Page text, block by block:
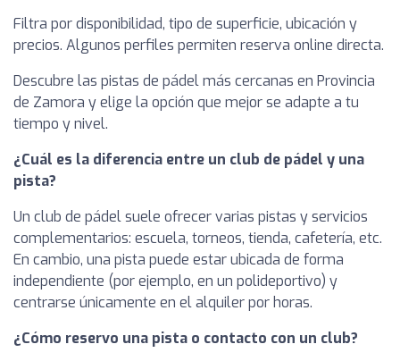
Filtra por disponibilidad, tipo de superficie, ubicación y
precios. Algunos perfiles permiten reserva online directa.
Descubre las pistas de pádel más cercanas en Provincia
de Zamora y elige la opción que mejor se adapte a tu
tiempo y nivel.
¿Cuál es la diferencia entre un club de pádel y una
pista?
Un club de pádel suele ofrecer varias pistas y servicios
complementarios: escuela, torneos, tienda, cafetería, etc.
En cambio, una pista puede estar ubicada de forma
independiente (por ejemplo, en un polideportivo) y
centrarse únicamente en el alquiler por horas.
¿Cómo reservo una pista o contacto con un club?